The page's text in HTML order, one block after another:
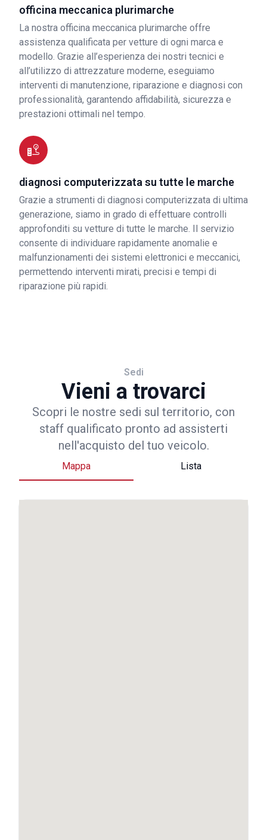
officina meccanica plurimarche
La nostra officina meccanica plurimarche offre
assistenza qualificata per vetture di ogni marca e
modello. Grazie all’esperienza dei nostri tecnici e
all’utilizzo di attrezzature moderne, eseguiamo
interventi di manutenzione, riparazione e diagnosi con
professionalità, garantendo affidabilità, sicurezza e
prestazioni ottimali nel tempo.
diagnosi computerizzata su tutte le marche
Grazie a strumenti di diagnosi computerizzata di ultima
generazione, siamo in grado di effettuare controlli
approfonditi su vetture di tutte le marche. Il servizio
consente di individuare rapidamente anomalie e
malfunzionamenti dei sistemi elettronici e meccanici,
permettendo interventi mirati, precisi e tempi di
riparazione più rapidi.
Sedi
Vieni a trovarci
Scopri le nostre sedi sul territorio, con
staff qualificato pronto ad assisterti
nell'acquisto del tuo veicolo.
Mappa Lista